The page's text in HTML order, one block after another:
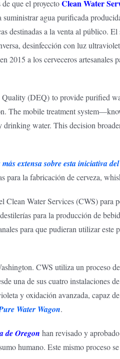
que el proyectoClean Water
agua purificada
destinadas a la venta al público.
desinfección con luz
a los cerveceros artesanales
(DEQ) to provide purified
The mobile treatment
water. This decision
extensa sobre esta iniciativa
para la fabricación de cerveza,
Water Services (CWS) para
para la producción de
para que pudieran utilizar este
CWS utiliza un proceso
una de sus cuatro instalaciones
y oxidación avanzada, capaz
Water Wagon.
de Oregon han revisado y
humano. Este mismo proceso